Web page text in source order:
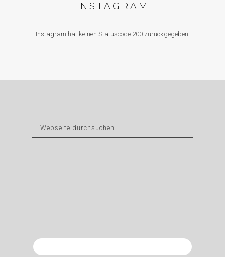
INSTAGRAM
Instagram hat keinen Statuscode 200 zurückgegeben.